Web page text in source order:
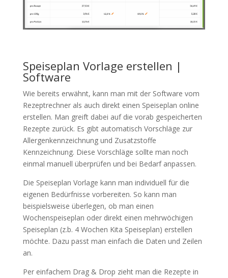
Speiseplan Vorlage erstellen |
Software
Wie bereits erwähnt, kann man mit der Software vom
Rezeptrechner als auch direkt einen Speiseplan online
erstellen. Man greift dabei auf die vorab gespeicherten
Rezepte zurück. Es gibt automatisch Vorschläge zur
Allergenkennzeichnung und Zusatzstoffe
Kennzeichnung. Diese Vorschläge sollte man noch
einmal manuell überprüfen und bei Bedarf anpassen.
Die Speiseplan Vorlage kann man individuell für die
eigenen Bedürfnisse vorbereiten. So kann man
beispielsweise überlegen, ob man einen
Wochenspeiseplan oder direkt einen mehrwöchigen
Speiseplan (z.b. 4 Wochen Kita Speiseplan) erstellen
möchte. Dazu passt man einfach die Daten und Zeilen
an.
Per einfachem Drag & Drop zieht man die Rezepte in